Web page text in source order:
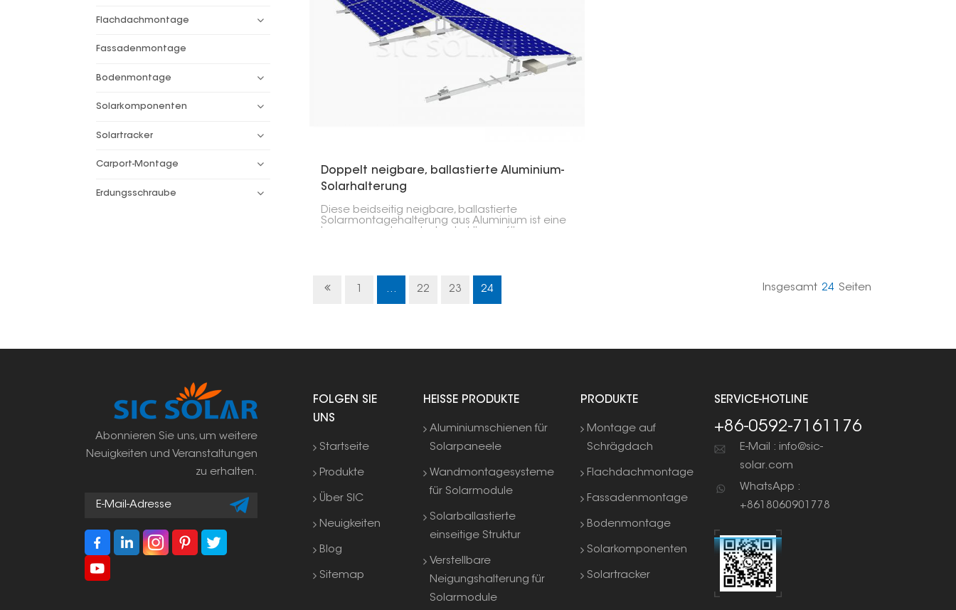
Flachdachmontage
Fassadenmontage
Bodenmontage
Solarkomponenten
Solartracker
Carport-Montage
Erdungsschraube
Doppelt neigbare, ballastierte Aluminium-
Solarhalterung
Diese beidseitig neigbare, ballastierte
Solarmontagehalterung aus Aluminium ist eine
optimal genutzt.
... 22 23 24 Insgesamt 24 Seiten
Abonnieren Sie uns, um weitere
Neuigkeiten und Veranstaltungen
zu erhalten.
FOLGEN SIE
UNS
Startseite
Produkte
Über SIC
Neuigkeiten
Blog
Sitemap
HEISSE PRODUKTE
Aluminiumschienen für
Solarpaneele
Wandmontagesysteme
für Solarmodule
Solarballastierte
einseitige Struktur
Verstellbare
Neigungshalterung für
Solarmodule
PRODUKTE
Montage auf
Schrägdach
Flachdachmontage
Fassadenmontage
Bodenmontage
Solarkomponenten
Solartracker
SERVICE-HOTLINE
+86-0592-7161176
E-Mail : info@sic-
solar.com
WhatsApp :
+8618060901778